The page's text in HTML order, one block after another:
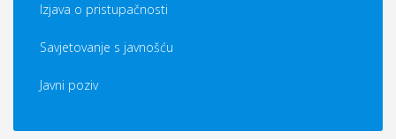
Izjava o pristupačnosti
Savjetovanje s javnošću
Javni poziv